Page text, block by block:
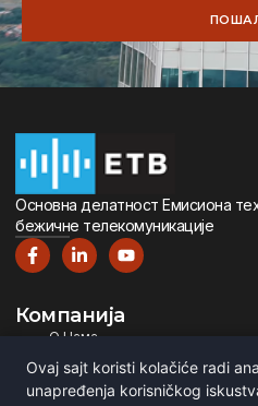
Oсновна дeлатност Eмисиона
бeжичнe тeлeкомуникацијe
Компанија
О Нама
Дигитална Телевизија
Дигитални Радио
Ovaj sajt koristi kolačiće radi
unapređenja korisničkog